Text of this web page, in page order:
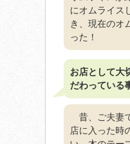
にオムライス
き、現在のオ
った！
お店として大
だわっている
昔、ご夫妻
店に入った時